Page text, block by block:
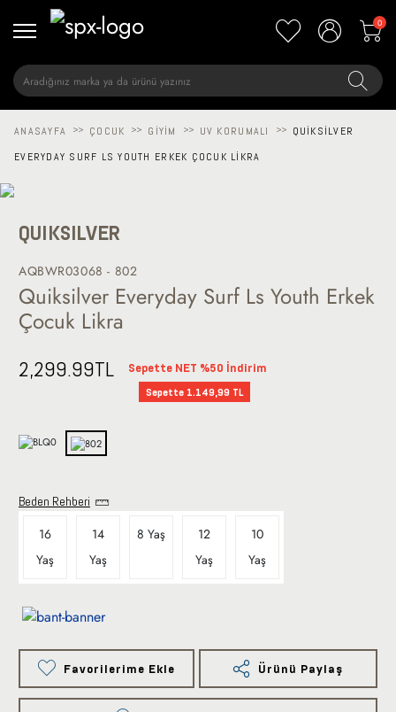
0
ANASAYFA >> ÇOCUK >> GIYIM >> UV KORUMALI >>
QUIKSILVER
EVERYDAY SURF LS YOUTH ERKEK ÇOCUK LIKRA
QUIKSILVER
AQBWR03068 - 802
Quiksilver Everyday Surf Ls Youth Erkek
Çocuk Likra
2,299.99TL Sepette NET %50 İndirim
Sepette 1.149,99 TL
Beden Rehberi
16
Yaş
14
Yaş
8 Yaş
12
Yaş
10
Yaş
Favorilerime Ekle Ürünü Paylaş